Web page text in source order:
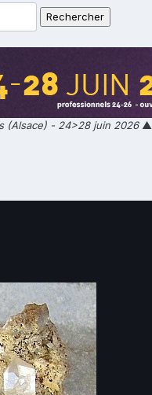
(Alsace) - 24>28 juin 2026▲